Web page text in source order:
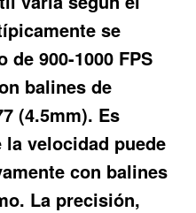
se
de 900-1000 FPS
balines de
(4.5mm). Es
velocidad puede
con balines
La precisión,